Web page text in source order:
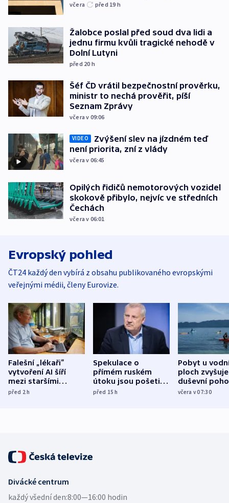
včera před 19 h
Žalobce poslal před soud dva lidi a
jednu firmu kvůli tragické nehodě v
Dolní Lutyni
před 20 h
Šéf ČD vrátil bezpečnostní prověrku,
ministr to nechá prověřit, píší
Seznam Zprávy
včera v 09:06
VIDEO
Zvýšení slev na jízdném teď
není priorita, zní z vlády
včera v 06:45
Opilých řidičů nemotorových vozidel
skokově přibylo, nejvíc ve středních
Čechách
včera v 06:01
Evropský pohled
ČT24 každý den vybírá z obsahu publikovaného evropskými
veřejnými médii, členy Eurovize.
Falešní „lékaři“
vytvoření AI šíří
mezi staršími
Poláky nebezpečné
před 2h
Spekulace o
přímém ruském
útoku jsou pošetilé,
míní estonský
před 15h
Pobyt u
ploch zvyšuje
duševní
ukázala
včera v 07:30
Divácké centrum
každý všední den:8:00—16:00 hodin